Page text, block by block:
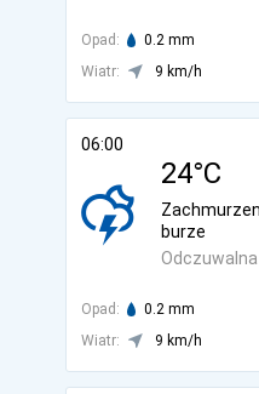
Opad: 0.2 mm
Wiatr:
9 km/h
06:00
24°C
Odczuwalna
burze
Opad: 0.2 mm
Wiatr:
9 km/h